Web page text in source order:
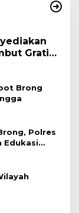
Gratis
Brong
Polres
Edukasi